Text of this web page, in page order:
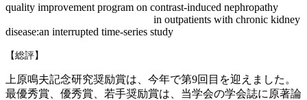
quality improvement program on contrast-induced nephropathy
in outpatients with chronic kidney
disease:an interrupted time-series study
【総評】
上原鳴夫記念研究奨励賞は、今年で第9回目を迎えました。
最優秀賞、優秀賞、若手奨励賞は、当学会の学会誌に原著論